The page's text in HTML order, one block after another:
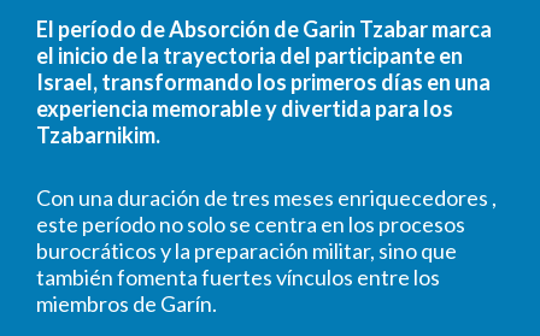
El período de Absorción de Garin Tzabar marca
el inicio de la trayectoria del participante en
Israel, transformando los primeros días en una
experiencia memorable y divertida para los
Tzabarnikim.
Con una duración de tres meses enriquecedores ,
este período no solo se centra en los procesos
burocráticos y la preparación militar, sino que
también fomenta fuertes vínculos entre los
miembros de Garín.